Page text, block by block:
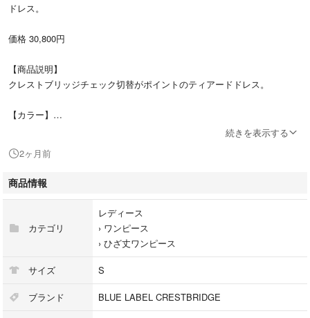
ドレス。
価格 30,800円
【商品説明】
クレストブリッジチェック切替がポイントのティアードドレス。
【カラー】
【サイズ36S】
総丈102 バスト85 ウエスト87
肩幅34
※ユーズド品と自宅保管のため
神経質な方はお控え下さい。
続きを表示する
2ヶ月前
商品情報
カテゴリ
レディース
› ワンピース
› ひざ丈ワンピース
サイズ S
ブランド BLUE LABEL CRESTBRIDGE